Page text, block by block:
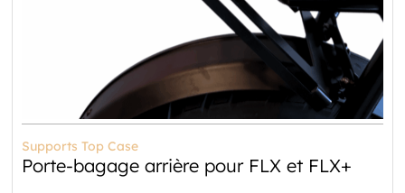
Supports Top Case
Porte-bagage arrière pour FLX et FLX+